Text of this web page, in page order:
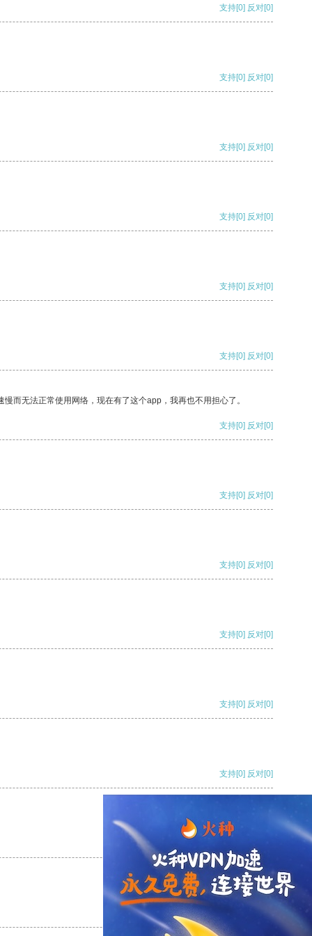
支持[0] 反对[0]
支持[0] 反对[0]
支持[0] 反对[0]
支持[0] 反对[0]
支持[0] 反对[0]
支持[0] 反对[0]
而无法正常使用网络，现在有了这个app，我再也不用担心了。
支持[0] 反对[0]
支持[0] 反对[0]
支持[0] 反对[0]
支持[0] 反对[0]
支持[0] 反对[0]
支持[0] 反对[0]
反对